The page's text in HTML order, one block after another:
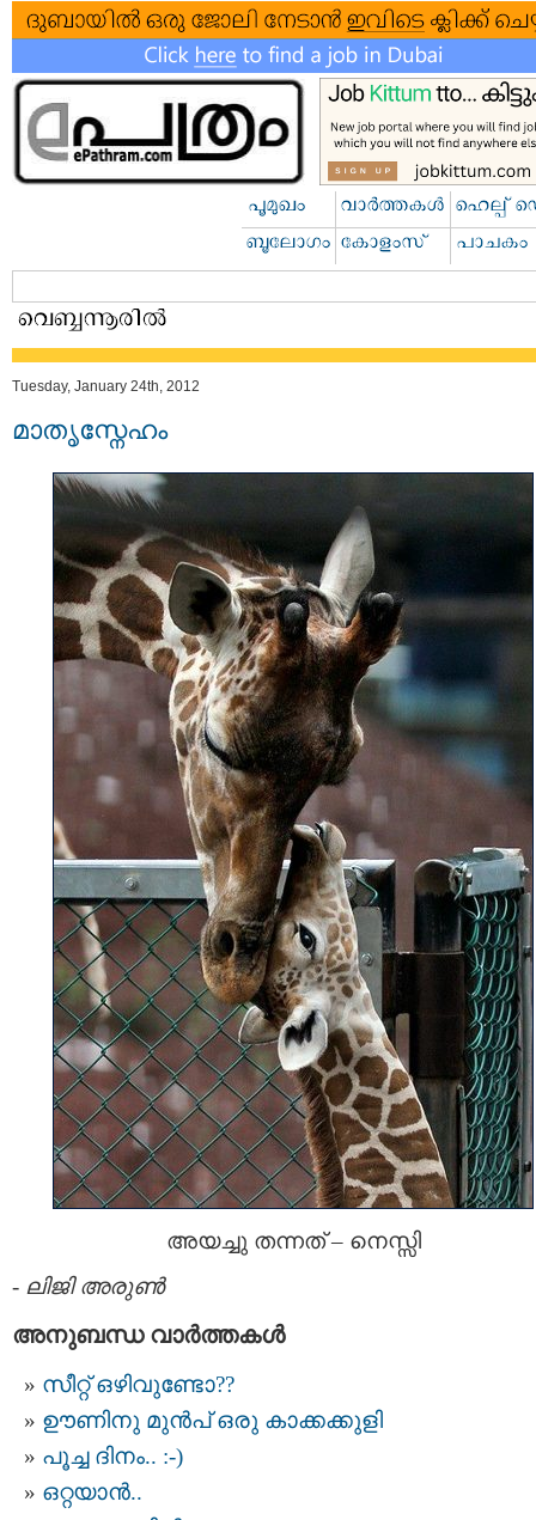
Tuesday, January 24th, 2012
മാതൃസ്നേഹം
അയച്ചു തന്നത് – നെസ്സി
- ലിജി അരുണ്‍
അനുബന്ധ വാര്‍ത്തകള്‍
സീറ്റ് ഒഴിവുണ്ടോ??
ഊണിനു മുന്‍പ് ഒരു കാക്കക്കുളി
പൂച്ച ദിനം.. :-)
ഒറ്റയാന്‍..